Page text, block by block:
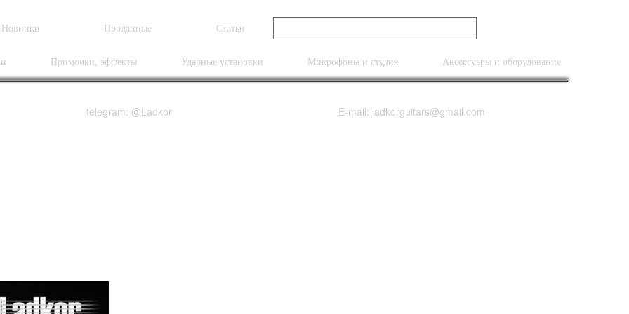
Новинки Проданные Статьи
Примочки, эффекты Ударные установки Микрофоны и студия Аксессуары и оборудование
telegram: @Ladkor E-mail: ladkorguitars@gmail.com